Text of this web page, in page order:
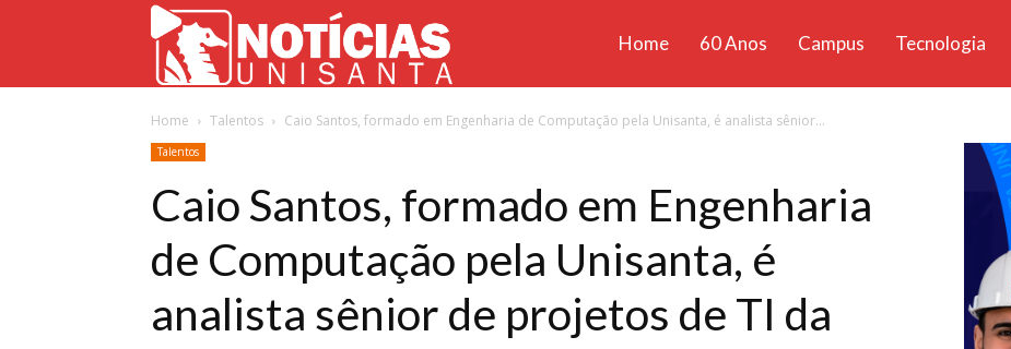
Unisanta
Home 60 Anos Campus Tecnologia
Home Talentos Caio Santos, formado em Engenharia de Computação pela Unisanta, é analista sênior...
Talentos
Caio Santos, formado em Engenharia
de Computação pela Unisanta, é
analista sênior de projetos de TI da